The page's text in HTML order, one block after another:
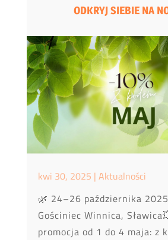
ODKRYJ SIEBIE NA
kwi 30, 2025 | Aktualności
🌿 24–26 października
Gościniec Winnica,
promocja od 1 do 4 maja: z